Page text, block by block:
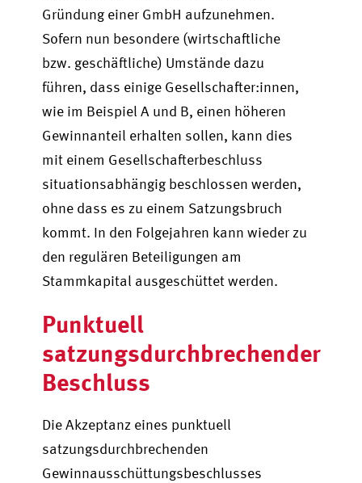
Gründung einer GmbH aufzunehmen.
Sofern nun besondere (wirtschaftliche
bzw. geschäftliche) Umstände dazu
führen, dass einige Gesellschafter:innen,
wie im Beispiel A und B, einen höheren
Gewinnanteil erhalten sollen, kann dies
mit einem Gesellschafterbeschluss
situationsabhängig beschlossen werden,
ohne dass es zu einem Satzungsbruch
kommt. In den Folgejahren kann wieder zu
den regulären Beteiligungen am
Stammkapital ausgeschüttet werden.
Punktuell
satzungsdurchbrechender
Beschluss
Die Akzeptanz eines punktuell
satzungsdurchbrechenden
Gewinnausschüttungsbeschlusses